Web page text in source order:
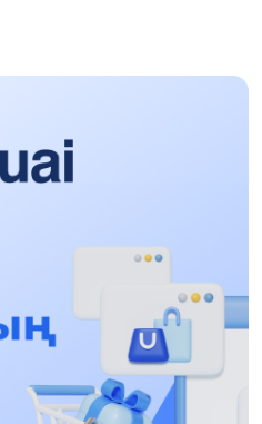
H2O» jarysyn Qonaev
Almaty